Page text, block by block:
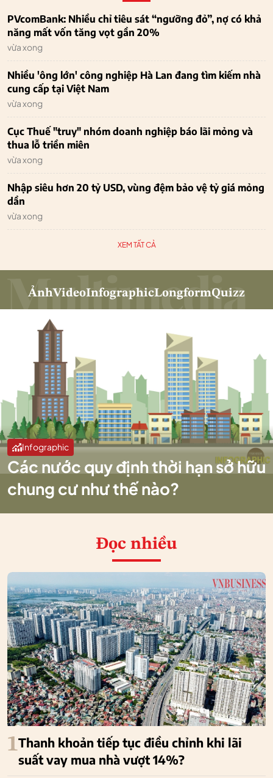
PVcomBank: Nhiều chỉ tiêu sát “ngưỡng đỏ”, nợ có khả
năng mất vốn tăng vọt gần 20%
vừa xong
Nhiều 'ông lớn' công nghiệp Hà Lan đang tìm kiếm nhà
cung cấp tại Việt Nam
vừa xong
Cục Thuế "truy" nhóm doanh nghiệp báo lãi mỏng và
thua lỗ triền miên
vừa xong
Nhập siêu hơn 20 tỷ USD, vùng đệm bảo vệ tỷ giá mỏng
dần
vừa xong
XEM TẤT CẢ
ẢnhVideoInfographicLongformQuizz
Infographic
Các nước quy định thời hạn sở hữu
chung cư như thế nào?
Đọc nhiều
1Thanh khoản tiếp tục điều chỉnh khi lãi
suất vay mua nhà vượt 14%?